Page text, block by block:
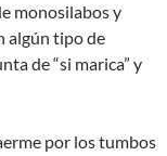
monosilabos y
algún tipo de
de “si marica” y
por los tumbos